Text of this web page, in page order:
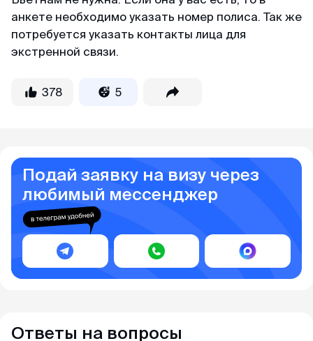
анкете необходимо указать номер полиса. Так же
потребуется указать контакты лица для
экстренной связи.
378 5
Подай заявку на визу через
любимый мессенджер
Ответы на вопросы